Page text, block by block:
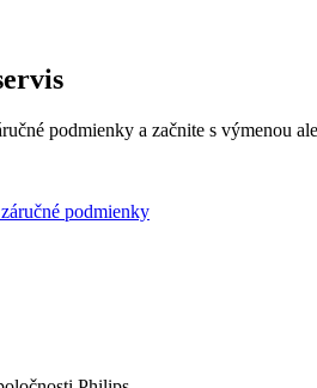
podmienky a začnite s výmenou
podmienky